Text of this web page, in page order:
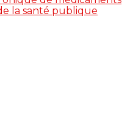
la santé publique